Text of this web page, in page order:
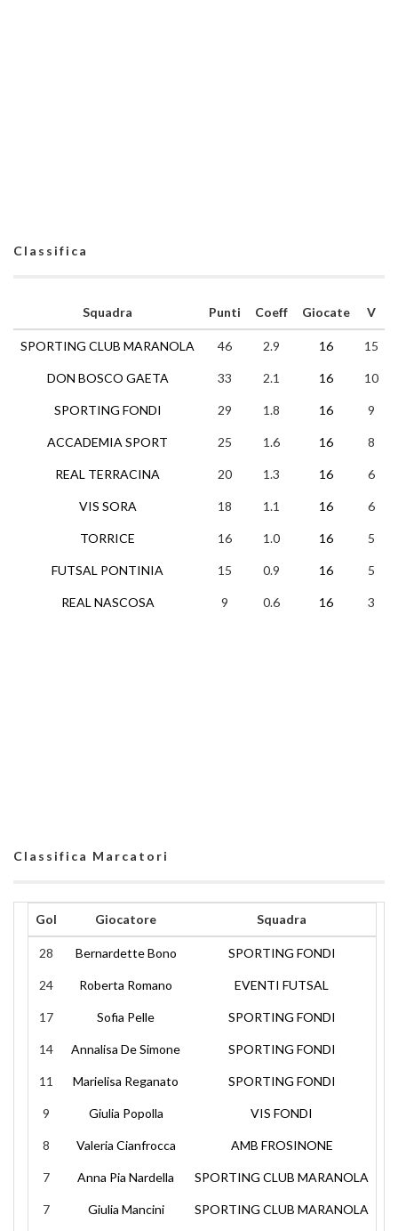
Classifica
Squadra
SPORTING CLUB MARANOLA
DON BOSCO GAETA
SPORTING FONDI
ACCADEMIA SPORT
REAL TERRACINA
VIS SORA
TORRICE
FUTSAL PONTINIA
REAL NASCOSA
Punti Coeff Giocate V
46 2.9 16 15
33 2.1 16 10
29 1.8 16 9
25 1.6 16 8
20 1.3 16 6
18 1.1 16 6
16 1.0 16 5
15 0.9 16 5
9 0.6 16 3
Classifica Marcatori
Gol Giocatore Squadra
28 Bernardette Bono SPORTING FONDI
24 Roberta Romano EVENTI FUTSAL
17 Sofia Pelle SPORTING FONDI
14 Annalisa De Simone SPORTING FONDI
11 Marielisa Reganato SPORTING FONDI
9 Giulia Popolla VIS FONDI
8 Valeria Cianfrocca AMB FROSINONE
7 Anna Pia Nardella SPORTING CLUB MARANOLA
7 Giulia Mancini SPORTING CLUB MARANOLA